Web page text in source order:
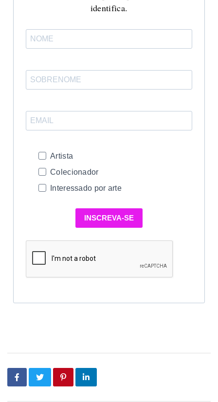
identifica.
Artista
Colecionador
Interessado por arte
INSCREVA-SE